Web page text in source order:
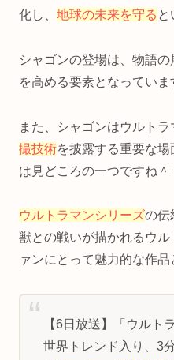
化し、 地球の未来を守る と
シャゴンの登場は、物語の
を高める要素となっていま
また、シャゴンはウルト
撮技術を披露する重要な
は見どころの一つですね＾
ウルトラマンシリーズの伝
獣との戦いが描かれるウ
ァンにとって魅力的な作
【6日放送】「ウルト
世界トレンド入り、3